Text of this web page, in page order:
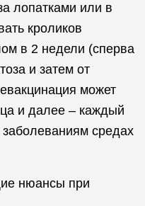
лопатками или в
кроликов
в 2 недели (сперва
и затем от
может
и далее – каждый
средах
нюансы при